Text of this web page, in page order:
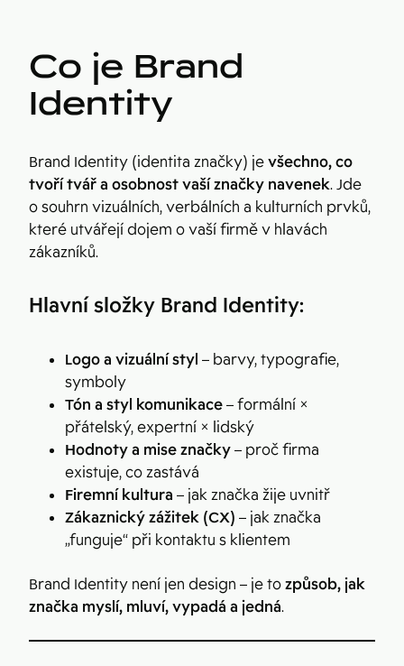
Co je Brand
Identity
Brand Identity (identita značky) jevšechno, co
tvoří tvář a osobnost vaší značky navenek. Jde
o souhrn vizuálních, verbálních a kulturních prvků,
které utvářejí dojem o vaší firmě v hlavách
zákazníků.
Hlavní složky Brand Identity:
Logo a vizuální styl – barvy, typografie,
symboly
Tón a styl komunikace– formální ×
přátelský, expertní × lidský
Hodnoty a mise značky– proč firma
existuje, co zastává
Firemní kultura – jak značka žije uvnitř
Zákaznický zážitek (CX) – jak značka
„funguje“ při kontaktu s klientem
Brand Identity není jen design – je tozpůsob, jak
značka myslí, mluví, vypadá a jedná.